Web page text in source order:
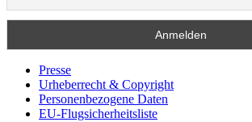
Presse
Urheberrecht & Copyright
Personenbezogene Daten
EU-Flugsicherheitsliste